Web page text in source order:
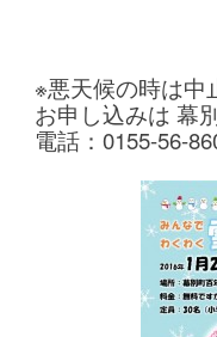
※悪天候の時は中
お申し込みは幕
電話：0155-56-